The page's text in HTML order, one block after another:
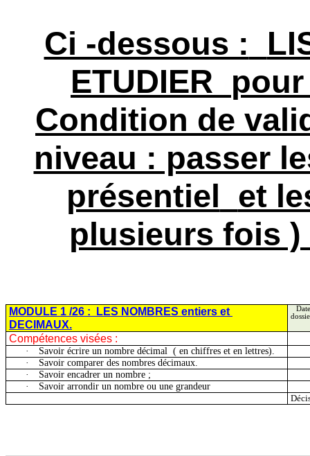
Ci -dessous :
ETUDIER
Condition de
niveau : passer
présentiel et
plusieurs fois
MODULE 1 /26 : LES NOMBRES entiers et
DECIMAUX.
Compétences visées :
· Savoir écrire un nombre décimal ( en chiffres et en lettres).
·
Savoir comparer des nombres décimaux.
·
Savoir encadrer un nombre ;
·
Savoir arrondir un nombre ou une grandeur